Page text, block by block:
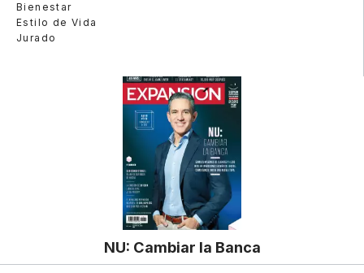
Bienestar
Estilo de Vida
Jurado
NU: Cambiar la Banca